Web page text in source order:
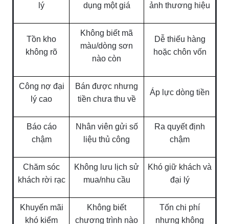
lý
dụng một giá
ảnh thương hiệu
Tồn kho
không rõ
Không biết mã
màu/dòng sơn
nào còn
Dễ thiếu hàng
hoặc chôn vốn
Công nợ đại
lý cao
Bán được nhưng
tiền chưa thu về
Áp lực dòng tiền
Báo cáo
chậm
Nhân viên gửi số
liệu thủ công
Ra quyết định
chậm
Chăm sóc
khách rời rạc
Không lưu lịch sử
mua/nhu cầu
Khó giữ khách và
đại lý
Khuyến mãi
khó kiểm
Không biết
chương trình nào
Tốn chi phí
nhưng không